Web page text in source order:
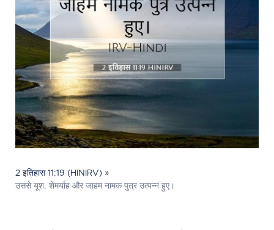
2 इतिहास 11:19 (HINIRV) »
उससे यूश, शेमर्याह और जाहम नामक पुत्र उत्‍पन्‍न हुए।